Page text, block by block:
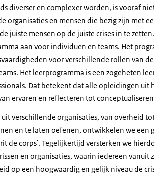
diverser en complexer worden, is vooraf
organisaties en mensen die bezig zijn met
juiste mensen op de juiste crises in te
aan voor individuen en teams. Het
voor verschillende rollen van
Het leerprogramma is een zogeheten
Dat betekent dat alle opleidingen uit
ervaren en reflecteren tot
verschillende organisaties, van overheid
en te laten oefenen, ontwikkelen we een
de corps'. Tegelijkertijd versterken we
en organisaties, waarin iedereen vanuit
op een hoogwaardig en gelijk niveau de